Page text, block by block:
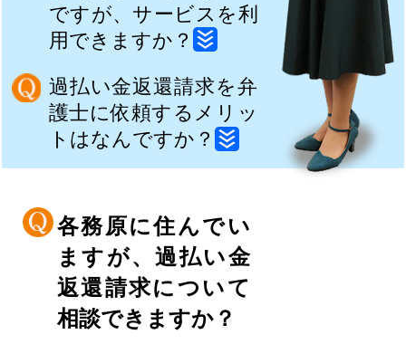
ですが、サービスを利
用できますか？
過払い金返還請求を弁
護士に依頼するメリッ
トはなんですか？
各務原に住んでい
ますが、過払い金
返還請求について
相談できますか？